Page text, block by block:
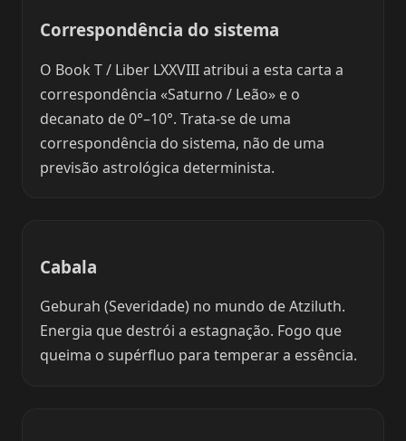
Correspondência do sistema
O Book T / Liber LXXVIII atribui a esta carta a
correspondência «Saturno / Leão» e o
decanato de 0°–10°. Trata-se de uma
correspondência do sistema, não de uma
previsão astrológica determinista.
Cabala
Geburah (Severidade) no mundo de Atziluth.
Energia que destrói a estagnação. Fogo que
queima o supérfluo para temperar a essência.